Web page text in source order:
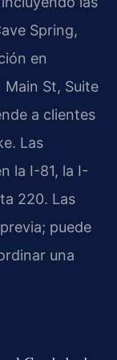
Spring,
en
St, Suite
a clientes
Las
la I-81, la I-
220. Las
puede
una